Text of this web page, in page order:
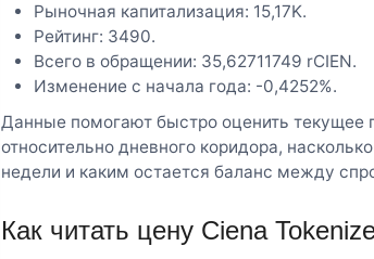
Рыночная капитализация: 15,17K.
Рейтинг: 3490.
Всего в обращении: 35,62711749 rCIEN.
Изменение с начала года: -0,4252%.
Данные помогают быстро оценить текущее
относительно дневного коридора,
недели и каким остается баланс между
Как читать цену Ciena